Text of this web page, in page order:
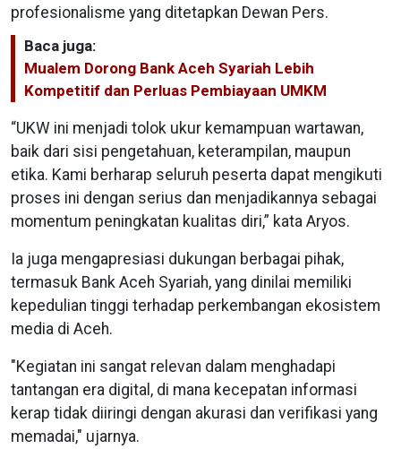
profesionalisme yang ditetapkan Dewan Pers.
Baca juga:
Mualem Dorong Bank Aceh Syariah Lebih
Kompetitif dan Perluas Pembiayaan UMKM
“UKW ini menjadi tolok ukur kemampuan wartawan,
baik dari sisi pengetahuan, keterampilan, maupun
etika. Kami berharap seluruh peserta dapat mengikuti
proses ini dengan serius dan menjadikannya sebagai
momentum peningkatan kualitas diri,” kata Aryos.
Ia juga mengapresiasi dukungan berbagai pihak,
termasuk Bank Aceh Syariah, yang dinilai memiliki
kepedulian tinggi terhadap perkembangan ekosistem
media di Aceh.
"Kegiatan ini sangat relevan dalam menghadapi
tantangan era digital, di mana kecepatan informasi
kerap tidak diiringi dengan akurasi dan verifikasi yang
memadai," ujarnya.